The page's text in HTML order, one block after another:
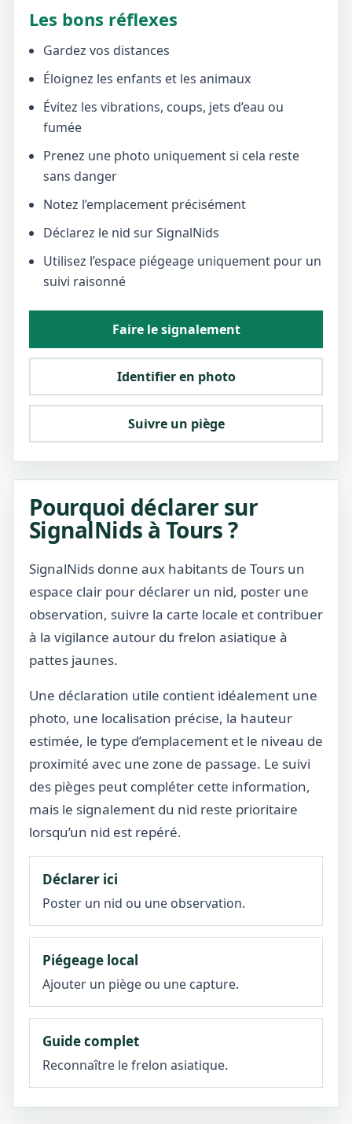
Les bons réflexes
Gardez vos distances
Éloignez les enfants et les animaux
Évitez les vibrations, coups, jets d’eau ou
fumée
Prenez une photo uniquement si cela reste
sans danger
Notez l’emplacement précisément
Déclarez le nid sur SignalNids
Utilisez l’espace piégeage uniquement pour un
suivi raisonné
Faire le signalement
Identifier en photo
Suivre un piège
Pourquoi déclarer sur
SignalNids à Tours ?
SignalNids donne aux habitants de Tours un
espace clair pour déclarer un nid, poster une
observation, suivre la carte locale et contribuer
à la vigilance autour du frelon asiatique à
pattes jaunes.
Une déclaration utile contient idéalement une
photo, une localisation précise, la hauteur
estimée, le type d’emplacement et le niveau de
proximité avec une zone de passage. Le suivi
des pièges peut compléter cette information,
mais le signalement du nid reste prioritaire
lorsqu’un nid est repéré.
Déclarer ici
Poster un nid ou une observation.
Piégeage local
Ajouter un piège ou une capture.
Guide complet
Reconnaître le frelon asiatique.